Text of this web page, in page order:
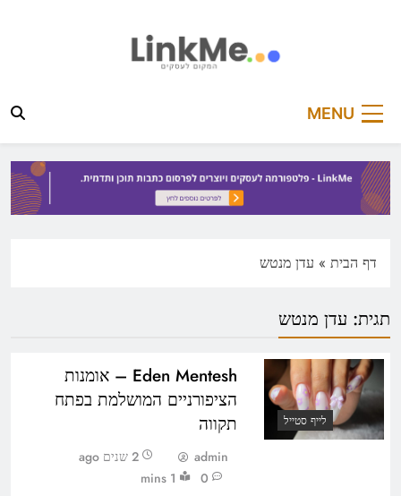
MENU
דף הבית » עדן מנטש
תגית: עדן מנטש
לייף סטייל
Eden Mentesh – אומנות
הציפורניים המושלמת בפתח
תקווה
admin
2 שנים ago
0
1 mins